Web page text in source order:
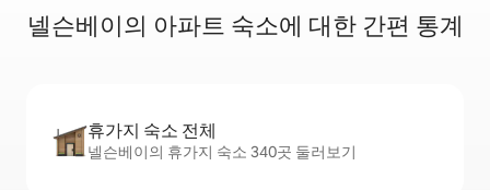
넬슨베이의 아파트 숙소에 대한 간편 통계
휴가지 숙소 전체
넬슨베이의 휴가지 숙소 340곳 둘러보기